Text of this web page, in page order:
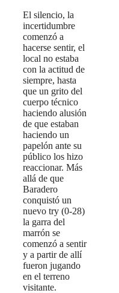
El silencio, la
incertidumbre
comenzó a
hacerse sentir, el
local no estaba
con la actitud de
siempre, hasta
que un grito del
cuerpo técnico
haciendo alusión
de que estaban
haciendo un
papelón ante su
público los hizo
reaccionar. Más
allá de que
Baradero
conquistó un
nuevo try (0-28)
la garra del
marrón se
comenzó a sentir
y a partir de allí
fueron jugando
en el terreno
visitante.